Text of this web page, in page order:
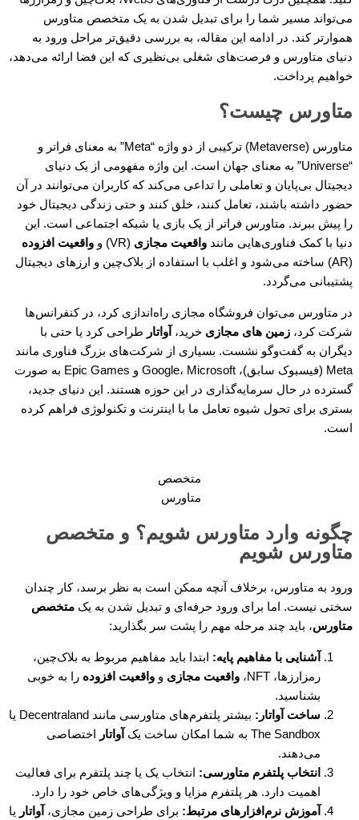
می‌تواند مسیر شما را برای تبدیل شدن به یک متخصص متاورس
هموارتر کند. در ادامه این مقاله، به بررسی دقیق‌تر مراحل ورود به
دنیای متاورس و فرصت‌های شغلی بی‌نظیری که این فضا ارائه می‌دهد،
خواهیم پرداخت.
متاورس چیست؟
متاورس (Metaverse) ترکیبی از دو واژه “Meta” به معنای فراتر و
“Universe” به معنای جهان است. این واژه مفهومی از یک دنیای
دیجیتال بی‌پایان و تعاملی را تداعی می‌کند که کاربران می‌توانند در آن
حضور داشته باشند، تعامل کنند، خلق کنند و حتی زندگی دیجیتال خود
را پیش ببرند. متاورس فراتر از یک بازی یا شبکه اجتماعی است. این
دنیا با کمک فناوری‌هایی مانند واقعیت مجازی (VR) و
واقعیت افزوده
(AR) ساخته می‌شود و اغلب با استفاده از بلاک‌چین و ارزهای دیجیتال
پشتیبانی می‌گردد.
در متاورس می‌توان فروشگاه مجازی راه‌اندازی کرد، در کنفرانس‌ها
شرکت کرد، زمین های مجازی خرید، آواتار طراحی کرد یا حتی با
دیگران به گفت‌وگو نشست. بسیاری از شرکت‌های بزرگ فناوری مانند
Meta (فیسبوک سابق)، Google، Microsoft و Epic Games به صورت
گسترده در حال سرمایه‌گذاری در این حوزه هستند. این دنیای جدید،
بستری برای تحول شیوه تعامل ما با اینترنت و تکنولوژی فراهم کرده
است.
متخصص
متاورس
چگونه وارد متاورس شویم؟ و متخصص
متاورس شویم
ورود به متاورس، برخلاف آنچه ممکن است به نظر برسد، کار چندان
سختی نیست. اما برای ورود حرفه‌ای و تبدیل شدن به یک متخصص
متاورس، باید چند مرحله مهم را پشت سر بگذارید:
آشنایی با مفاهیم پایه: ابتدا باید مفاهیم مربوط به بلاک‌چین،
رمزارزها، NFT،
واقعیت مجازی و واقعیت افزوده را به خوبی
بشناسید.
ساخت آواتار :
بیشتر پلتفرم‌های متاورسی مانند Decentraland یا
The Sandbox به شما امکان ساخت یک
آواتار اختصاصی
می‌دهند.
انتخاب پلتفرم متاورسی: انتخاب یک یا چند پلتفرم برای فعالیت
اهمیت دارد. هر پلتفرم مزایا و ویژگی‌های خاص خود را دارد.
آموزش نرم‌افزارهای مرتبط: برای طراحی زمین مجازی، آواتار یا